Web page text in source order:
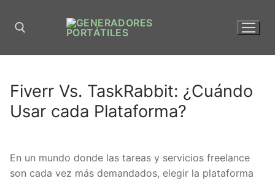
Fiverr Vs. TaskRabbit: ¿Cuándo
Usar cada Plataforma?
En un mundo donde las tareas y servicios freelance
son cada vez más demandados, elegir la plataforma